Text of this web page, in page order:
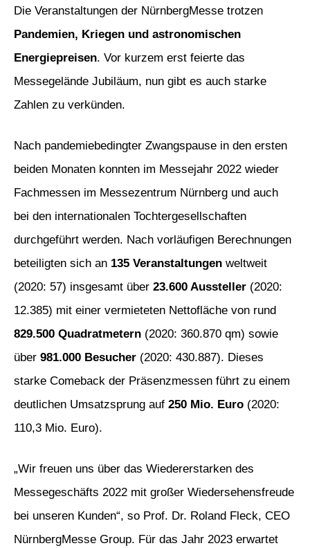
Die Veranstaltungen der NürnbergMesse trotzen
Pandemien, Kriegen und astronomischen
Energiepreisen. Vor kurzem erst feierte das
Messegelände Jubiläum, nun gibt es auch starke
Zahlen zu verkünden.
Nach pandemiebedingter Zwangspause in den ersten
beiden Monaten konnten im Messejahr 2022 wieder
Fachmessen im Messezentrum Nürnberg und auch
bei den internationalen Tochtergesellschaften
durchgeführt werden. Nach vorläufigen Berechnungen
beteiligten sich an 135 Veranstaltungen weltweit
(2020: 57) insgesamt über 23.600 Aussteller (2020:
12.385) mit einer vermieteten Nettofläche von rund
829.500 Quadratmetern (2020: 360.870 qm) sowie
über 981.000 Besucher (2020: 430.887). Dieses
starke Comeback der Präsenzmessen führt zu einem
deutlichen Umsatzsprung auf 250 Mio. Euro (2020:
110,3 Mio. Euro).
„Wir freuen uns über das Wiedererstarken des
Messegeschäfts 2022 mit großer Wiedersehensfreude
bei unseren Kunden“, so Prof. Dr. Roland Fleck, CEO
NürnbergMesse Group. Für das Jahr 2023 erwartet